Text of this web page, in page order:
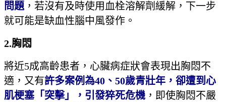
問題，若沒有及時使用血栓溶解劑緩解，下一步
就可能是缺血性腦中風發作。
2.胸悶
將近5成高齡患者，心臟病症狀會表現出胸悶不
適，又有許多案例為40 、50歲青壯年，卻遭到心
肌梗塞「突擊」，引發猝死危機 ，即使胸悶不嚴